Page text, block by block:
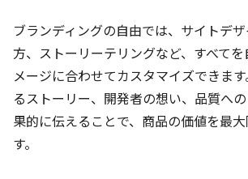
ブランディングの自由では、サイトデ
方、ストーリーテリングなど、すべて
メージに合わせてカスタマイズできま
るストーリー、開発者の想い、品質へ
果的に伝えることで、商品の価値を最
す。